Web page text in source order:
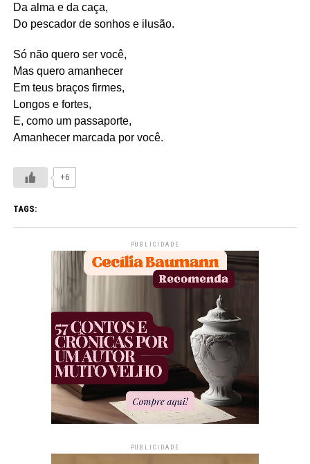
Da alma e da caça,
Do pescador de sonhos e ilusão.
Só não quero ser você,
Mas quero amanhecer
Em teus braços firmes,
Longos e fortes,
E, como um passaporte,
Amanhecer marcada por você.
+6
TAGS:
PUBLICIDADE
PUBLICIDADE